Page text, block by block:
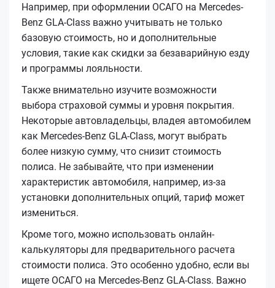
Например, при оформлении ОСАГО на Mercedes-
Benz GLA-Class важно учитывать не только
базовую стоимость, но и дополнительные
условия, такие как скидки за безаварийную езду
и программы лояльности.
Также внимательно изучите возможности
выбора страховой суммы и уровня покрытия.
Некоторые автовладельцы, владея автомобилем
как Mercedes-Benz GLA-Class, могут выбрать
более низкую сумму, что снизит стоимость
полиса. Не забывайте, что при изменении
характеристик автомобиля, например, из-за
установки дополнительных опций, тариф может
измениться.
Кроме того, можно использовать онлайн-
калькуляторы для предварительного расчета
стоимости полиса. Это особенно удобно, если вы
ищете ОСАГО на Mercedes-Benz GLA-Class. Важно